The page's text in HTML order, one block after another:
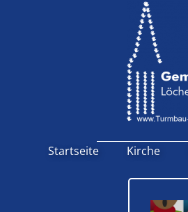
Startseite
Kirche